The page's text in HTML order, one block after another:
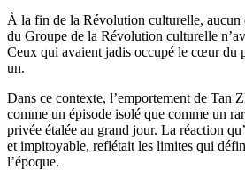
À la fin de la Révolution culturelle, aucun
du Groupe de la Révolution culturelle
Ceux qui avaient jadis occupé le cœur du
un.
Dans ce contexte, l’emportement de Tan
comme un épisode isolé que comme un
privée étalée au grand jour. La réaction
et impitoyable, reflétait les limites qui
l’époque.